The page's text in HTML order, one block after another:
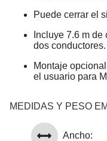
Puede cerrar el
Incluye 7.6 m
dos
Montaje
el usuario para
MEDIDAS Y PESO
Ancho: